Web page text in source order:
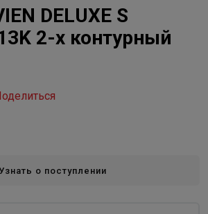
DELUXE S
2-х контурный
Узнать о поступлении